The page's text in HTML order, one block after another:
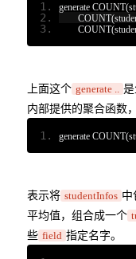
generate COUNT(
	COUNT
(
	COUNT
(
上面这个 generate .. 是
内部提供的聚合函数
generate COUNT(
表示将 studentInfos 中
平均值，组合成一个
些 field 指定名字。